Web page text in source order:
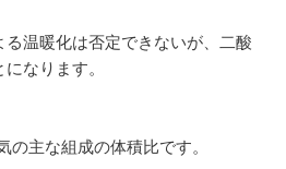
温暖化は否定できないが、二酸
なります。
主な組成の体積比です。